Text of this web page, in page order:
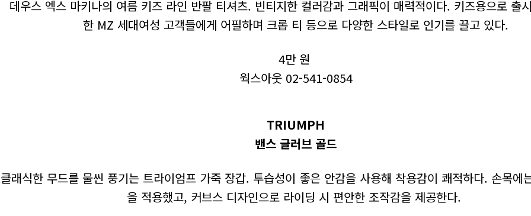
데우스 엑스 마키나의 여름 키즈 라인 반팔 티셔츠. 빈티지한 컬러감과 그래픽이 매력적이다. 키즈용으로 출
한 MZ 세대여성 고객들에게 어필하며 크롭 티 등으로 다양한 스타일로 인기를 끌고 있다.
4만 원
웍스아웃 02-541-0854
TRIUMPH
밴스 글러브 골드
클래식한 무드를 물씬 풍기는 트라이엄프 가죽 장갑. 투습성이 좋은 안감을 사용해 착용감이 쾌적하다. 손목에
을 적용했고, 커브스 디자인으로 라이딩 시 편안한 조작감을 제공한다.